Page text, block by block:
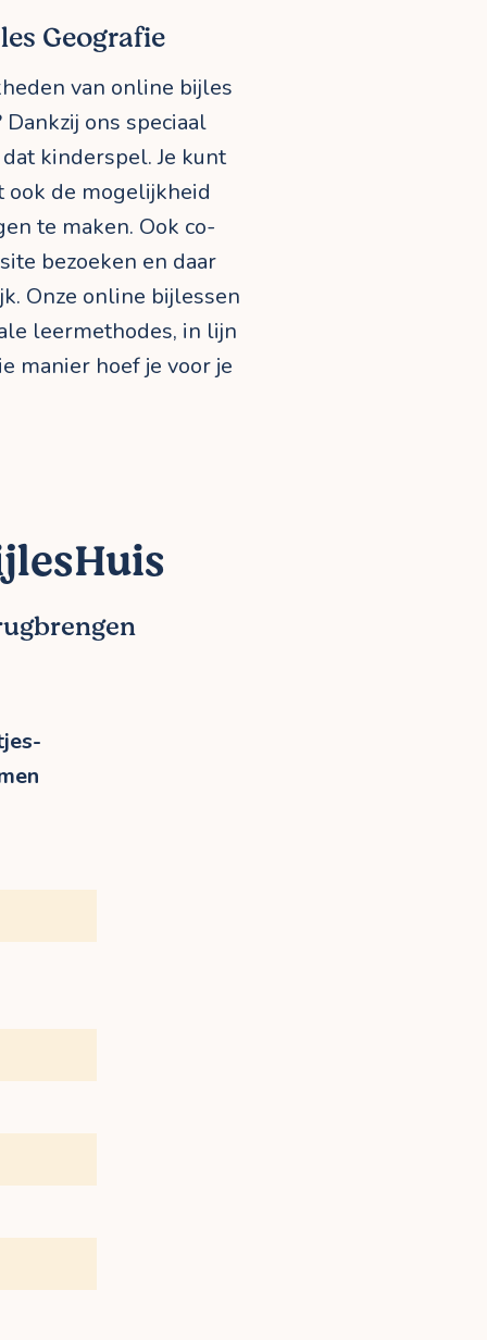
Geografie
van online bijles
ons speciaal
kinderspel. Je kunt
ook de mogelijkheid
te maken. Ook co-
bezoeken en daar
Onze online bijlessen
leermethodes, in lijn
manier hoef je voor je